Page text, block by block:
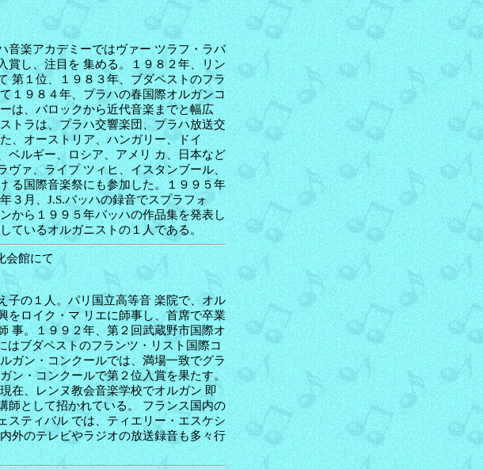
音楽アカデミーではヴァー ツラフ・ラバ
賞し、注目を 集める。１９８２年、リン
第１位、１９８３年、ブダペストのフラ
１９８４年、プラハの春国際オルガンコ
は、バロックから近代音楽までと幅広
トラは、プラハ交響楽団、プラハ放送交
、オーストリア、ハンガリー、ドイ
ベルギー、ロシア、アメリ カ、日本など
ヴァ、ライプ ツィヒ、イスタンブール、
る国際音楽祭にも参加した。１９９５年
３月、J.S.バッハの録音でスプラフォ
から１９９５年バッハの作品集を発表し
ているオルガニストの１人である。
会館にて
子の１人。パリ国立高等音 楽院で、オル
をロイク・マ リエに師事し、首席で卒業
事。１９９２年、第２回武蔵野市国際オ
はブダペストのフランツ・リスト国際コ
ガン・コンクールでは、満場一致でグラ
ン・コンクールで第２位入賞を果たす。
在、レンヌ教会音楽学校でオルガン 即
師として招かれている。 フランス国内の
スティバル では、ティエリー・エスケシ
外のテレビやラジオの放送録音も多々行